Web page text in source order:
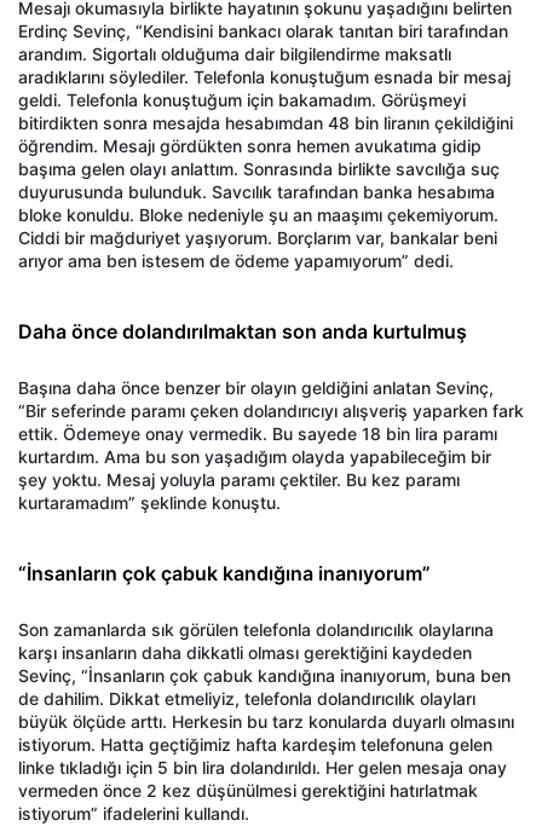
Mesajı okumasıyla birlikte hayatının şokunu yaşadığını belirten
Erdinç Sevinç, “Kendisini bankacı olarak tanıtan biri tarafından
arandım. Sigortalı olduğuma dair bilgilendirme maksatlı
aradıklarını söylediler. Telefonla konuştuğum esnada bir mesaj
geldi. Telefonla konuştuğum için bakamadım. Görüşmeyi
bitirdikten sonra mesajda hesabımdan 48 bin liranın çekildiğini
öğrendim. Mesajı gördükten sonra hemen avukatıma gidip
başıma gelen olayı anlattım. Sonrasında birlikte savcılığa suç
duyurusunda bulunduk. Savcılık tarafından banka hesabıma
bloke konuldu. Bloke nedeniyle şu an maaşımı çekemiyorum.
Ciddi bir mağduriyet yaşıyorum. Borçlarım var, bankalar beni
arıyor ama ben istesem de ödeme yapamıyorum” dedi.
Daha önce dolandırılmaktan son anda kurtulmuş
Başına daha önce benzer bir olayın geldiğini anlatan Sevinç,
“Bir seferinde paramı çeken dolandırıcıyı alışveriş yaparken fark
ettik. Ödemeye onay vermedik. Bu sayede 18 bin lira paramı
kurtardım. Ama bu son yaşadığım olayda yapabileceğim bir
şey yoktu. Mesaj yoluyla paramı çektiler. Bu kez paramı
kurtaramadım” şeklinde konuştu.
“İnsanların çok çabuk kandığına inanıyorum”
Son zamanlarda sık görülen telefonla dolandırıcılık olaylarına
karşı insanların daha dikkatli olması gerektiğini kaydeden
Sevinç, “İnsanların çok çabuk kandığına inanıyorum, buna ben
de dahilim. Dikkat etmeliyiz, telefonla dolandırıcılık olayları
büyük ölçüde arttı. Herkesin bu tarz konularda duyarlı olmasını
istiyorum. Hatta geçtiğimiz hafta kardeşim telefonuna gelen
linke tıkladığı için 5 bin lira dolandırıldı. Her gelen mesaja onay
vermeden önce 2 kez düşünülmesi gerektiğini hatırlatmak
istiyorum” ifadelerini kullandı.